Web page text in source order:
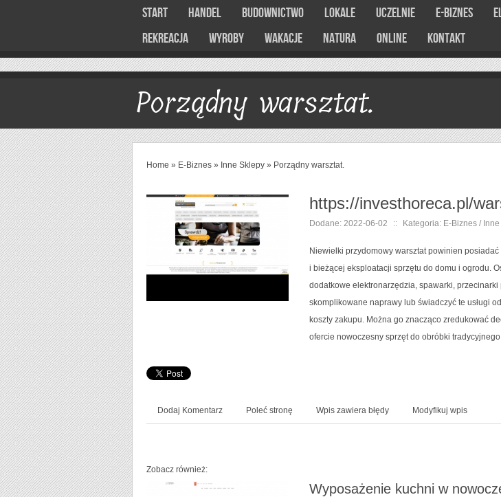
Start Handel Budownictwo Lokale Uczelnie E-Biznes
Rekreacja
Wyroby Wakacje Natura Online Kontakt
Porządny warsztat.
Home » E-Biznes » Inne Sklepy » Porządny warsztat.
https://investhoreca.pl/
Dodane: 2022-06-02 :: Kategoria: E-Biznes /
Niewielki przydomowy warsztat powinien
i bieżącej eksploatacji sprzętu do domu i ogrodu.
dodatkowe elektronarzędzia, spawarki,
skomplikowane naprawy lub świadczyć te usługi
koszty zakupu. Można go znacząco zredukować
ofercie nowoczesny sprzęt do obróbki
Dodaj Komentarz Poleć stronę Wpis zawiera błędy Modyfikuj wpis
Zobacz również:
Wyposażenie kuchni w